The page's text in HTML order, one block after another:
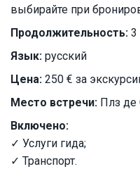
выбирайте при
Продолжительность: 3
Язык: русский
Цена: 250 € за
Место встречи: Плз де
Включено:
✓ Услуги гида;
✓ Транспорт.